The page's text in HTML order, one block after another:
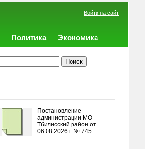
Войти на сайт
Политика
Экономика
Постановление
администрации МО
Тбилисский район от
06.08.2026 г. № 745